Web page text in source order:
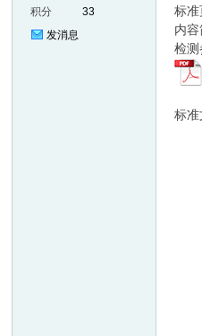
积分
33
发消息
标
内
检测
标准